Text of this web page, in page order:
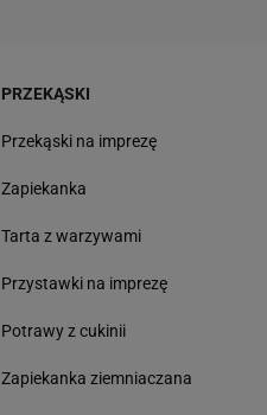
PRZEKĄSKI
Przekąski na imprezę
Zapiekanka
Tarta z warzywami
Przystawki na imprezę
Potrawy z cukinii
Zapiekanka ziemniaczana